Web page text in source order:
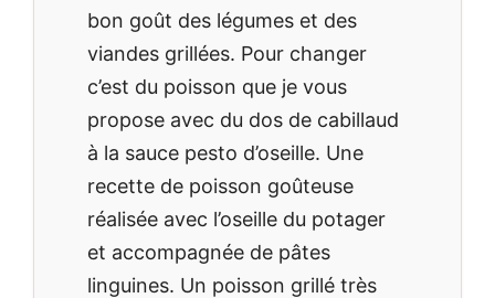
bon goût des légumes et des
viandes grillées. Pour changer
c’est du poisson que je vous
propose avec du dos de cabillaud
à la sauce pesto d’oseille. Une
recette de poisson goûteuse
réalisée avec l’oseille du potager
et accompagnée de pâtes
linguines. Un poisson grillé très